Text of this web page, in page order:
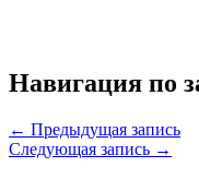
Навигация по
← Предыдущая запись
Следующая запись →